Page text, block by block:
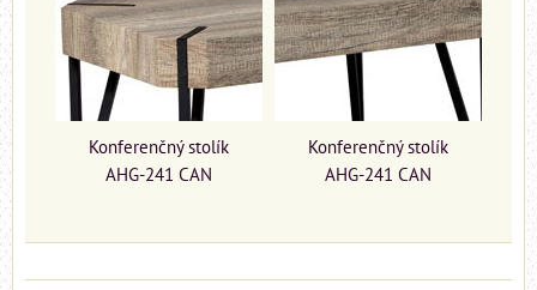
Konferenčný stolík
AHG-241 CAN
Konferenčný stolík
AHG-241 CAN